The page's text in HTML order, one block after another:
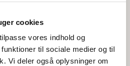
cookies
vores indhold og
til sociale medier og til
Vi deler også oplysninger om